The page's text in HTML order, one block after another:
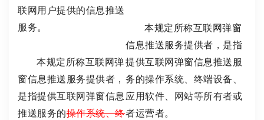
联网用户提供的信息推送
服务。
本规定所称互联网弹
窗信息推送服务提供者，
是指提供互联网弹窗信息
推送服务的操作系统、终
本规定所称互联网弹窗
信息推送服务提供者，是指
提供互联网弹窗信息推送服
务的操作系统、终端设备、
应用软件、网站等所有者或
者运营者。